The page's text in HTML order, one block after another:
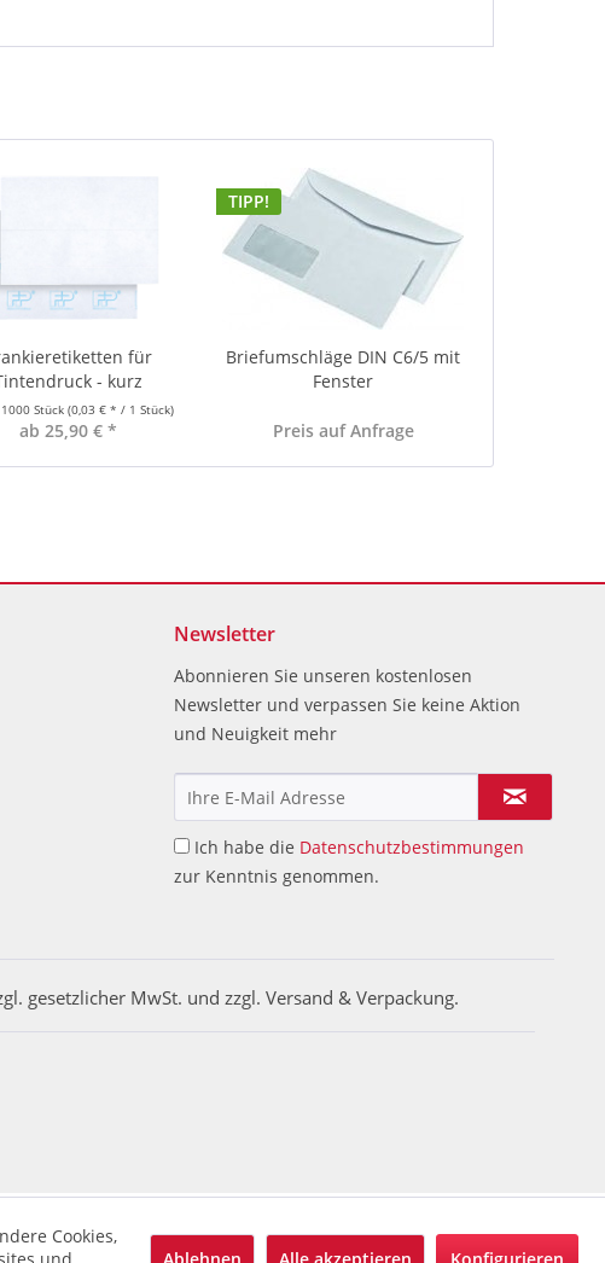
für
- kurz
1000 Stück (0,03 € * / 1 Stück)
ab 25,90 € *
TIPP!
Briefumschläge DIN C6/5 mit
Fenster
Preis auf Anfrage
Newsletter
Abonnieren Sie unseren kostenlosen
Newsletter und verpassen Sie keine Aktion
und Neuigkeit mehr
Ich habe die Datenschutzbestimmungen
zur Kenntnis genommen.
gesetzlicher MwSt. und zzgl. Versand & Verpackung.
Cookies,
Ablehnen Alle akzeptieren Konfigurieren